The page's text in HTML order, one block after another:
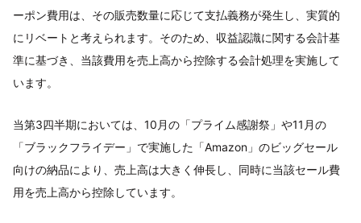
ーポン費用は、その販売数量に応じて支払義務が発生し、実質的
にリベートと考えられます。そのため、収益認識に関する会計基
準に基づき、当該費用を売上高から控除する会計処理を実施して
います。
当第3四半期においては、10月の「プライム感謝祭」や11月の
「ブラックフライデー」で実施した「Amazon」のビッグセール
向けの納品により、売上高は大きく伸長し、同時に当該セール費
用を売上高から控除しています。